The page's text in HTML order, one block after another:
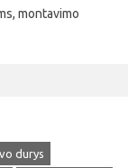
montavimo
durys